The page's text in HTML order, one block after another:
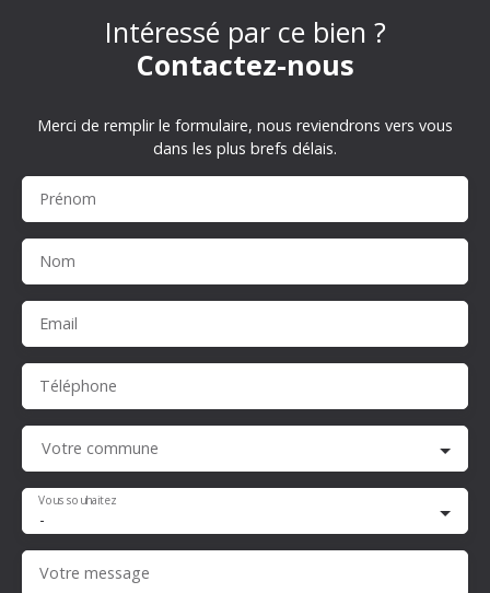
Intéressé par ce bien ?
Contactez-nous
Merci de remplir le formulaire, nous reviendrons vers vous
dans les plus brefs délais.
Prénom
Nom
Email
Téléphone
Votre commune
-
Vous souhaitez
Votre message